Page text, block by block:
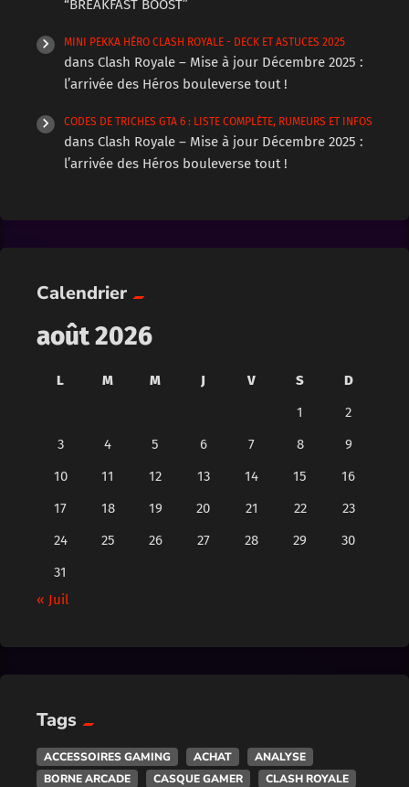
“BREAKFAST BOOST”
MINI PEKKA HÉRO CLASH ROYALE - DECK ET ASTUCES 2025
dans Clash Royale – Mise à jour Décembre 2025 :
l’arrivée des Héros bouleverse tout !
CODES DE TRICHES GTA 6 : LISTE COMPLÈTE, RUMEURS ET INFOS
dans Clash Royale – Mise à jour Décembre 2025 :
l’arrivée des Héros bouleverse tout !
Calendrier
août 2026
L M M J V S
D
1
2
3
4 5 6 7 8
9
10
11 12 13 14 15
16
17
18 19 20 21 22
23
24
25 26 27 28 29
30
31
« Juil
Tags
ACCESSOIRES GAMING ACHAT
ANALYSE
BORNE ARCADE
CASQUE GAMER
CLASH ROYALE